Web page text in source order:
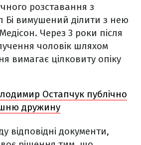
розставання з
Бі вимушений ділити з нею
Через 3 роки після
чоловік шляхом
вимагає цілковиту опіку
Остапчук публічно
дружину
відповідні документи,